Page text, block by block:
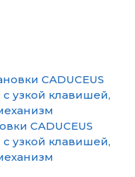
CADUCEUS
узкой клавишей,